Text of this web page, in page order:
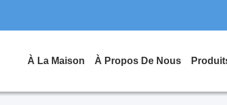
À La Maison À Propos De Nous